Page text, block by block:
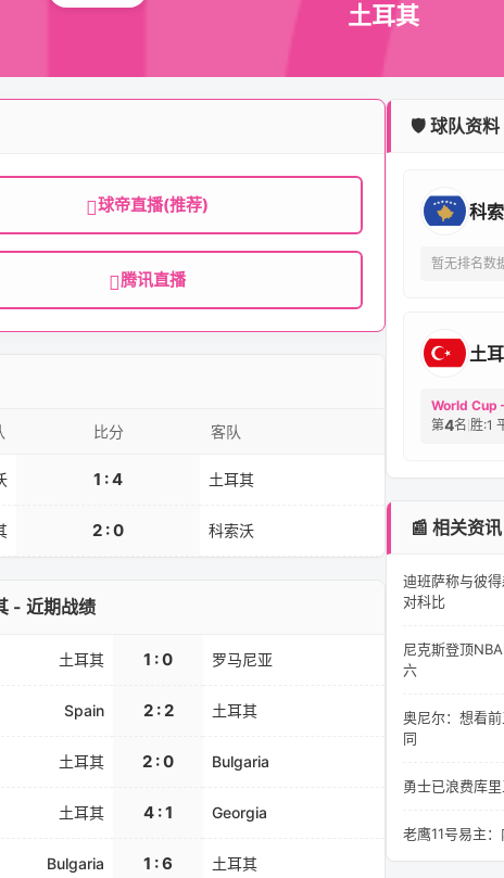
土耳其
球帝直播(推荐)
腾讯直播
比分 客队
1 : 4 土耳其
2 : 0 科索沃
- 近期战绩
土耳其 1 : 0 罗马尼亚
Spain 2 : 2 土耳其
土耳其 2 : 0 Bulgaria
土耳其 4 : 1 Georgia
Bulgaria 1 : 6 土耳其
🛡️ 球队资料
科
暂无排名数
土
World Cup
第4名 胜:1
📰 相关资讯
迪班萨称与彼
对科比
尼克斯登顶
六
奥尼尔：想看
同
勇士已浪费库
老鹰11号易主